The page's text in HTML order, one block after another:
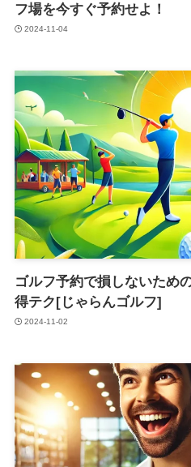
フ場を今すぐ予約せよ！
2024-11-04
ゴルフ予約で損しないため
得テク[じゃらんゴルフ]
2024-11-02